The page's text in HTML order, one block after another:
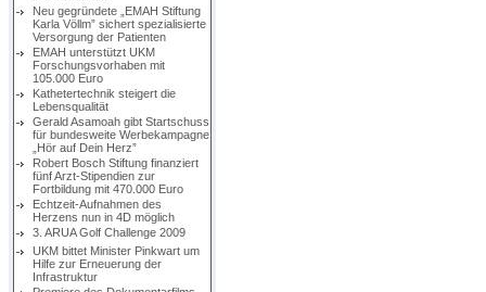
Neu gegründete „EMAH Stiftung
Karla Völlm” sichert spezialisierte
Versorgung der Patienten
EMAH unterstützt UKM
Forschungsvorhaben mit
105.000 Euro
Kathetertechnik steigert die
Lebensqualität
Gerald Asamoah gibt Startschuss
für bundesweite Werbekampagne
„Hör auf Dein Herz”
Robert Bosch Stiftung finanziert
fünf Arzt-Stipendien zur
Fortbildung mit 470.000 Euro
Echtzeit-Aufnahmen des
Herzens nun in 4D möglich
3. ARUA Golf Challenge 2009
UKM bittet Minister Pinkwart um
Hilfe zur Erneuerung der
Infrastruktur